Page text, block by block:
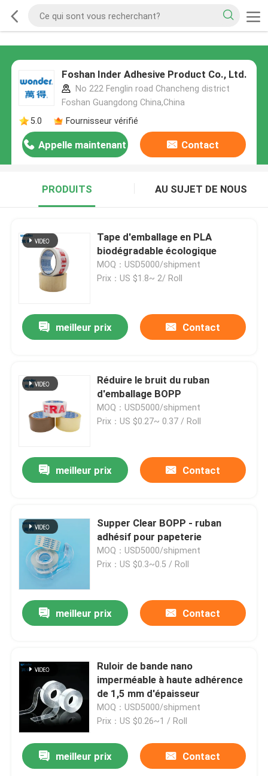
Foshan Inder Adhesive Product Co., Ltd.
No 222 Fenglin road Chancheng district
Foshan Guangdong China,China
5.0
Fournisseur vérifié
Appelle maintenant Contact
PRODUITS AU SUJET DE NOUS
Tape d'emballage en PLA
biodégradable écologique
MOQ：USD5000/shipment
Prix：US $1.8~ 2/ Roll
meilleur prix Contact
Réduire le bruit du ruban
d'emballage BOPP
MOQ：USD5000/shipment
Prix：US $0.27~ 0.37 / Roll
meilleur prix Contact
Supper Clear BOPP - ruban
adhésif pour papeterie
MOQ：USD5000/shipment
Prix：US $0.3~0.5 / Roll
meilleur prix Contact
Ruloir de bande nano
imperméable à haute adhérence
de 1,5 mm d'épaisseur
MOQ：USD5000/shipment
Prix：US $0.26~1 / Roll
meilleur prix Contact